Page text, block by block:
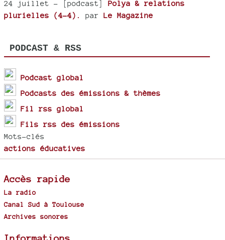
24 juillet - [podcast] Polya & relations
plurielles (4-4).
par Le Magazine
PODCAST & RSS
Podcast global
Podcasts des émissions & thèmes
Fil rss global
Fils rss des émissions
Mots-clés
actions éducatives
Accès rapide
La radio
Canal Sud à Toulouse
Archives sonores
Informations